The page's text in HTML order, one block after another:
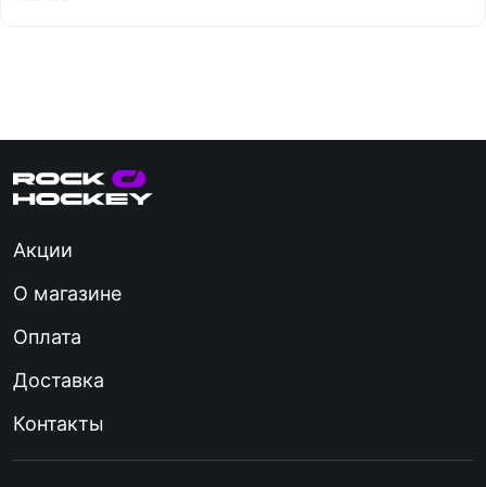
Акции
О магазине
Оплата
Доставка
Контакты